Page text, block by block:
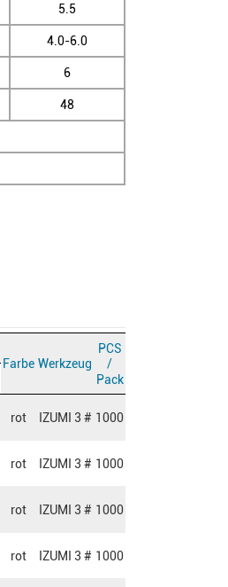
5.5
4.0-6.0
6
48
Farbe Werkzeug
PCS
/
Pack
rot IZUMI 3 # 1000
rot IZUMI 3 # 1000
rot IZUMI 3 # 1000
rot IZUMI 3 # 1000